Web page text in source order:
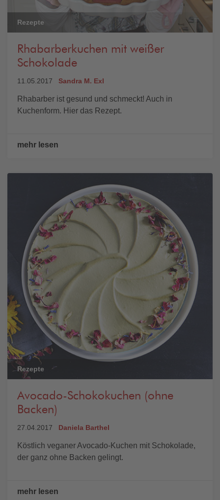
Rezepte
Rhabarberkuchen mit weißer
Schokolade
11.05.2017 Sandra M. Exl
Rhabarber ist gesund und schmeckt! Auch in
Kuchenform. Hier das Rezept.
mehr lesen
Rezepte
Avocado-Schokokuchen (ohne
Backen)
27.04.2017 Daniela Barthel
Köstlich veganer Avocado-Kuchen mit Schokolade,
der ganz ohne Backen gelingt.
mehr lesen